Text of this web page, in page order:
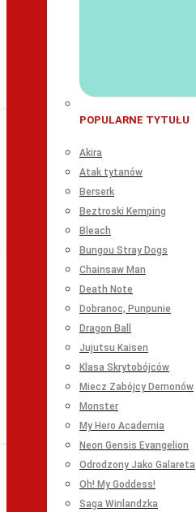
POPULARNE TYTUŁU
Akira
Atak tytanów
Berserk
Beztroski Kemping
Bleach
Bungou Stray Dogs
Chainsaw Man
Death Note
Dobranoc, Punpunie
Dragon Ball
Jujutsu Kaisen
Klasa Skrytobójców
Miecz Zabójcy Demonów
Monster
My Hero Academia
Neon Gensis Evangelion
Odrodzony Jako Galareta
Oh! My Goddess!
Saga Winlandzka